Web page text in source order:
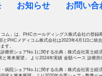
お知らせ お問い合
ム」は、PHCホールディングス株式会社の登録商
PHCメディコム株式会社は2023年4月1日に統
す。
療所シェアNo.1に関する出典：株式会社富士経
と将来展望」 より2024年実績 金額ベース 診療所
病院シェアNo.1に関する出典：株式会社富士経